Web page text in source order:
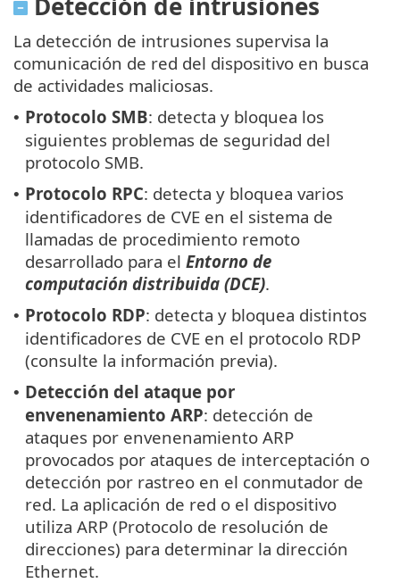
La detección de intrusiones supervisa la
comunicación de red del dispositivo en busca
de actividades maliciosas.
• Protocolo SMB: detecta y bloquea los
siguientes problemas de seguridad del
protocolo SMB.
• Protocolo RPC: detecta y bloquea varios
identificadores de CVE en el sistema de
llamadas de procedimiento remoto
desarrollado para el Entorno de
computación distribuida (DCE).
• Protocolo RDP: detecta y bloquea distintos
identificadores de CVE en el protocolo RDP
(consulte la información previa).
• Detección del ataque por
envenenamiento ARP: detección de
ataques por envenenamiento ARP
provocados por ataques de interceptación o
detección por rastreo en el conmutador de
red. La aplicación de red o el dispositivo
utiliza ARP (Protocolo de resolución de
direcciones) para determinar la dirección
Ethernet.